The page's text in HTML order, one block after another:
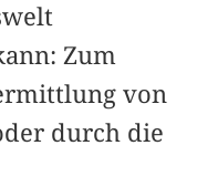
Zum
von
durch die